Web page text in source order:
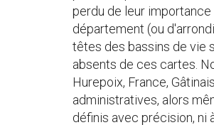
perdu de leur
département (ou
têtes des bassins de vie
absents de ces cartes.
Hurepoix, France,
administratives, alors
définis avec précision,